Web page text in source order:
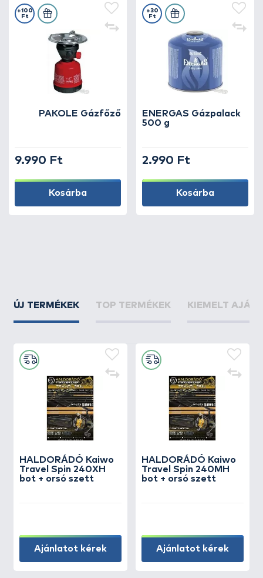
PAKOLE Gázfőző
+100
Ft
9.990 Ft
Kosárba
ENERGAS Gázpalack
500 g
+30
Ft
2.990 Ft
Kosárba
ÚJ TERMÉKEK TOP TERMÉKEK KIEMELT
HALDORÁDÓ Kaiwo
Travel Spin 240XH
bot + orsó szett
Ajánlatot kérek
HALDORÁDÓ Kaiwo
Travel Spin 240MH
bot + orsó szett
Ajánlatot kérek